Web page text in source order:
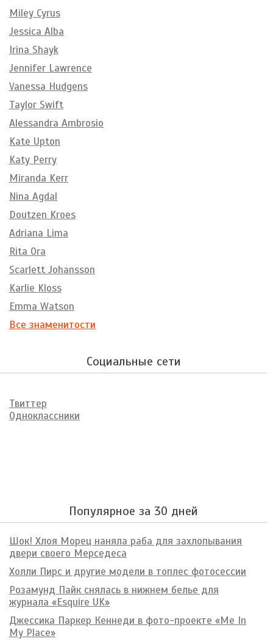
Miley Cyrus
Jessica Alba
Irina Shayk
Jennifer Lawrence
Vanessa Hudgens
Taylor Swift
Alessandra Ambrosio
Kate Upton
Katy Perry
Miranda Kerr
Nina Agdal
Doutzen Kroes
Adriana Lima
Rita Ora
Scarlett Johansson
Karlie Kloss
Emma Watson
Все знаменитости
Социальные сети
Твиттер
Одноклассники
Популярное за 30 дней
Шок! Хлоя Морец наняла раба для захлопывания
двери своего Мерседеса
Холли Пирс и другие модели в топлес фотосессии
Розамунд Пайк снялась в нижнем белье для
журнала «Esquire UK»
Джессика Паркер Кеннеди в фото-проекте «Me In
My Place»